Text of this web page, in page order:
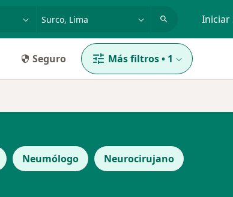
Iniciar
Seguro Más filtros• 1
Neumólogo Neurocirujano